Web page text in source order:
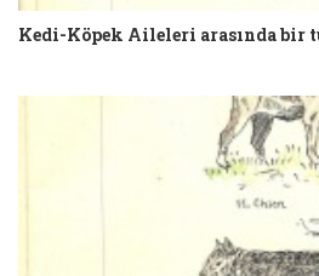
Kedi-Köpek Aileleri arasında bir